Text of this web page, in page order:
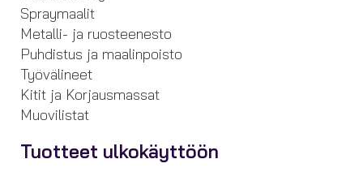
Spraymaalit
Metalli- ja ruosteenesto
Puhdistus ja maalinpoisto
Työvälineet
Kitit ja Korjausmassat
Muovilistat
Tuotteet ulkokäyttöön